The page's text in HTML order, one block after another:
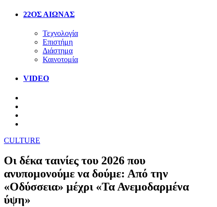
22ΟΣ ΑΙΩΝΑΣ
Τεχνολογία
Επιστήμη
Διάστημα
Καινοτομία
VIDEO
CULTURE
Οι δέκα ταινίες του 2026 που
ανυπομονούμε να δούμε: Από την
«Οδύσσεια» μέχρι «Τα Ανεμοδαρμένα
ύψη»